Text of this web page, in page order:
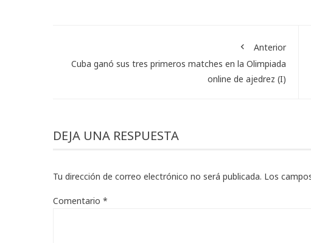
Anterior
Cuba ganó sus tres primeros matches en la Olimpiada
online de ajedrez (I)
DEJA UNA RESPUESTA
Tu dirección de correo electrónico no será publicada. Los
Comentario *